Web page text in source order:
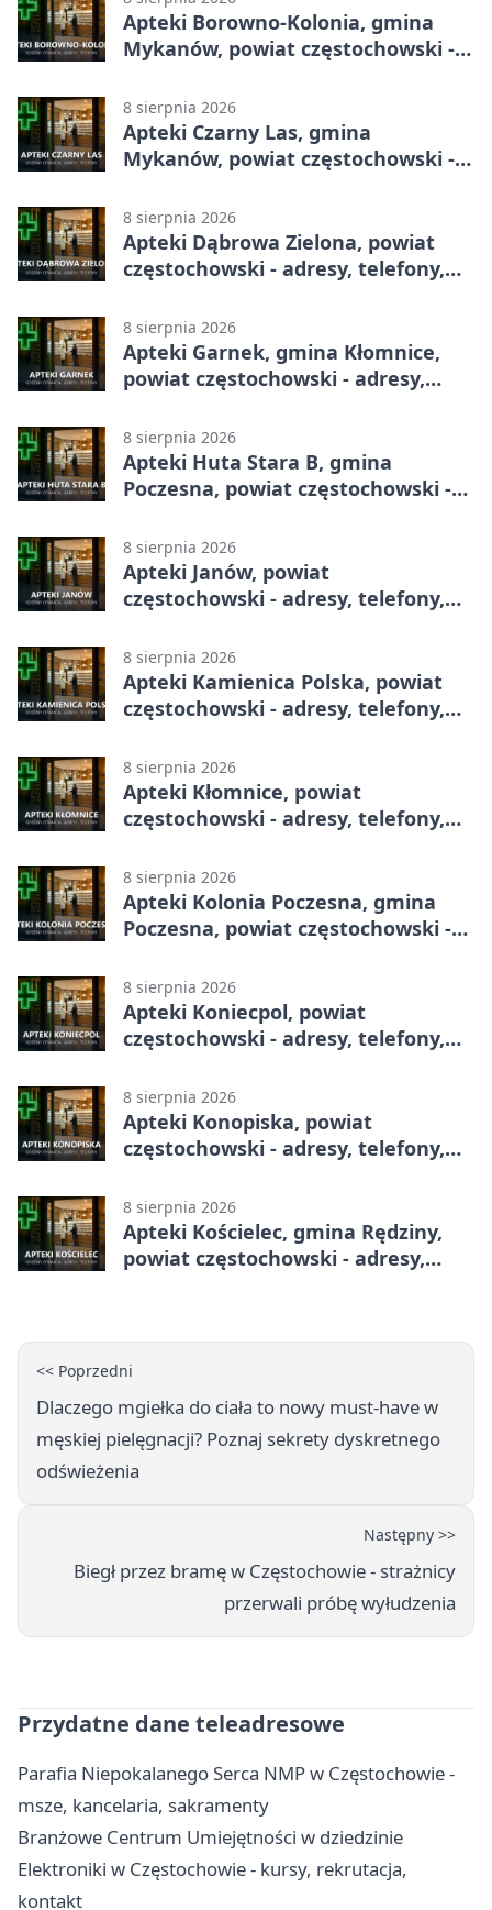
Apteki Borowno-Kolonia, gmina
Mykanów, powiat częstochowski -
8 sierpnia 2026
Apteki Czarny Las, gmina
Mykanów, powiat częstochowski -
8 sierpnia 2026
Apteki Dąbrowa Zielona, powiat
częstochowski - adresy, telefony,
8 sierpnia 2026
Apteki Garnek, gmina Kłomnice,
powiat częstochowski - adresy,
8 sierpnia 2026
Apteki Huta Stara B, gmina
Poczesna, powiat częstochowski -
8 sierpnia 2026
Apteki Janów, powiat
częstochowski - adresy, telefony,
8 sierpnia 2026
Apteki Kamienica Polska, powiat
częstochowski - adresy, telefony,
8 sierpnia 2026
Apteki Kłomnice, powiat
częstochowski - adresy, telefony,
8 sierpnia 2026
Apteki Kolonia Poczesna, gmina
Poczesna, powiat częstochowski -
8 sierpnia 2026
Apteki Koniecpol, powiat
częstochowski - adresy, telefony,
8 sierpnia 2026
Apteki Konopiska, powiat
częstochowski - adresy, telefony,
8 sierpnia 2026
Apteki Kościelec, gmina Rędziny,
powiat częstochowski - adresy,
<< Poprzedni
Dlaczego mgiełka do ciała to nowy must-have w
męskiej pielęgnacji? Poznaj sekrety dyskretnego
odświeżenia
Następny >>
Biegł przez bramę w Częstochowie - strażnicy
przerwali próbę wyłudzenia
Przydatne dane teleadresowe
Parafia Niepokalanego Serca NMP w Częstochowie -
msze, kancelaria, sakramenty
Branżowe Centrum Umiejętności w dziedzinie
Elektroniki w Częstochowie - kursy, rekrutacja,
kontakt